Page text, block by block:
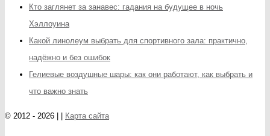
Кто заглянет за занавес: гадания на будущее в ночь
Хэллоуина
Какой линолеум выбрать для спортивного зала: практично,
надёжно и без ошибок
Гелиевые воздушные шары: как они работают, как выбрать и
что важно знать
© 2012 - 2026 | | Карта сайта